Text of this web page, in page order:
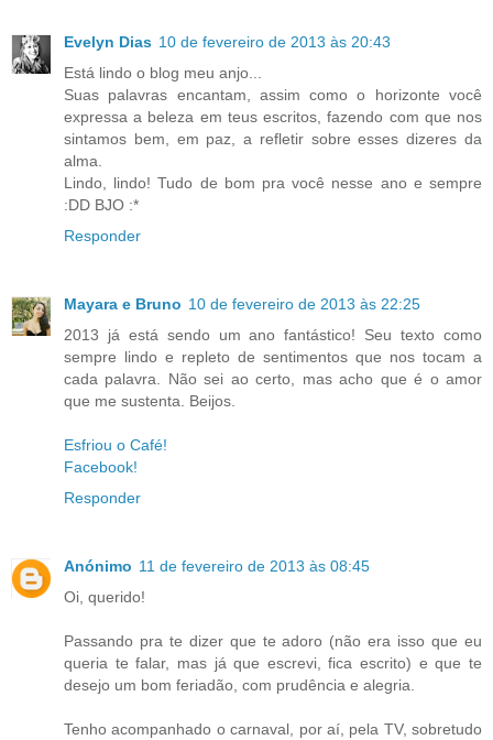
Evelyn Dias 10 de fevereiro de 2013 às 20:43
Está lindo o blog meu anjo...
Suas palavras encantam, assim como o horizonte você
expressa a beleza em teus escritos, fazendo com que nos
sintamos bem, em paz, a refletir sobre esses dizeres da
alma.
Lindo, lindo! Tudo de bom pra você nesse ano e sempre
:DD BJO :*
Responder
Mayara e Bruno 10 de fevereiro de 2013 às 22:25
2013 já está sendo um ano fantástico! Seu texto como
sempre lindo e repleto de sentimentos que nos tocam a
cada palavra. Não sei ao certo, mas acho que é o amor
que me sustenta. Beijos.
Esfriou o Café!
Facebook!
Responder
Anónimo 11 de fevereiro de 2013 às 08:45
Oi, querido!
Passando pra te dizer que te adoro (não era isso que eu
queria te falar, mas já que escrevi, fica escrito) e que te
desejo um bom feriadão, com prudência e alegria.
Tenho acompanhado o carnaval, por aí, pela TV, sobretudo